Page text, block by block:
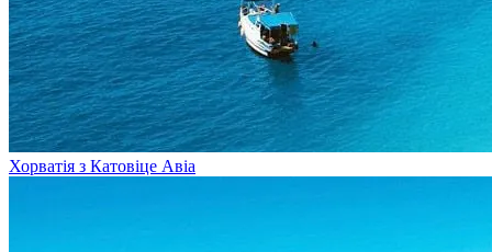
Хорватія з Катовіце Авіа